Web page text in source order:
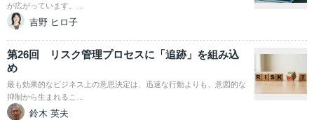
が広がっています。…
吉野 ヒロ子
第26回 リスク管理プロセスに「追跡」を組み込
め
最も効果的なビジネス上の意思決定は、迅速な行動よりも、意図的な
抑制から生まれるこ…
鈴木 英夫